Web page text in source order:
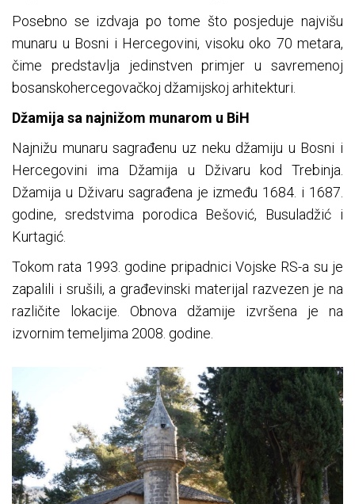
Posebno se izdvaja po tome što posjeduje najvišu
munaru u Bosni i Hercegovini, visoku oko 70 metara,
čime predstavlja jedinstven primjer u savremenoj
bosanskohercegovačkoj džamijskoj arhitekturi.
Džamija sa najnižom munarom u BiH
Najnižu munaru sagrađenu uz neku džamiju u Bosni i
Hercegovini ima Džamija u Dživaru kod Trebinja.
Džamija u Dživaru sagrađena je između 1684. i 1687.
godine, sredstvima porodica Bešović, Busuladžić i
Kurtagić.
Tokom rata 1993. godine pripadnici Vojske RS-a su je
zapalili i srušili, a građevinski materijal razvezen je na
različite lokacije. Obnova džamije izvršena je na
izvornim temeljima 2008. godine.